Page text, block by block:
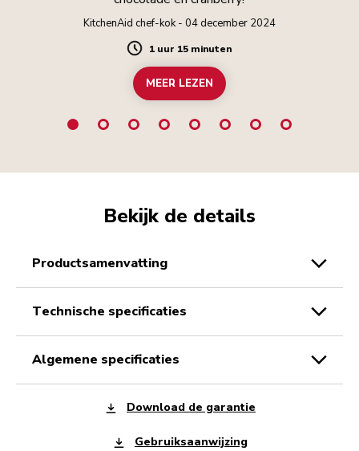
KitchenAid chef-kok - 04 december 2024
Duration
1 uur 15 minuten
MEER LEZEN
Bekijk de details
productsamenvatting
technische specificaties
algemene specificaties
Download de garantie
Gebruiksaanwijzing